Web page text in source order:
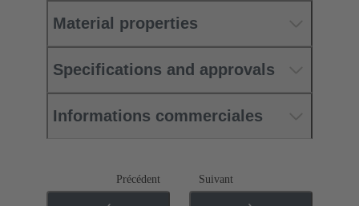
Material properties
Specifications and approvals
Informations commerciales
Précédent Suivant